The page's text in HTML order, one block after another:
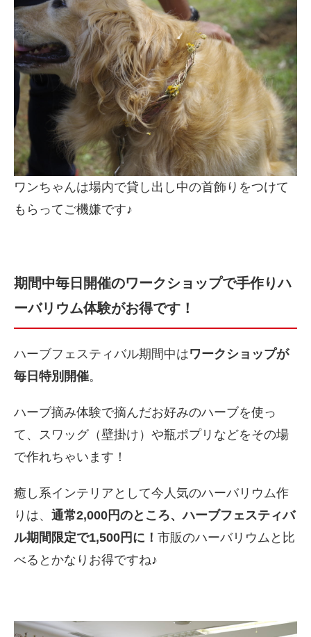
ワンちゃんは場内で貸し出し中の首飾りをつけて
もらってご機嫌です♪
期間中毎日開催のワークショップで手作りハ
ーバリウム体験がお得です！
ハーブフェスティバル期間中はワークショップが
毎日特別開催。
ハーブ摘み体験で摘んだお好みのハーブを使っ
て、スワッグ（壁掛け）や瓶ポプリなどをその場
で作れちゃいます！
癒し系インテリアとして今人気のハーバリウム作
りは、 通常2,000円のところ、ハーブフェスティバ
ル期間限定で1,500円に！ 市販のハーバリウムと比
べるとかなりお得ですね♪